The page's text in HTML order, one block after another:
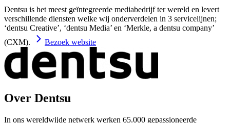
Dentsu is het meest geïntegreerde mediabedrijf ter wereld en levert
verschillende diensten welke wij onderverdelen in 3 servicelijnen;
‘dentsu Creative’, ‘dentsu Media’ en ‘Merkle, a dentsu company’
(CXM).
Bezoek website
Over Dentsu
In ons wereldwijde netwerk werken 65.000 gepassioneerde